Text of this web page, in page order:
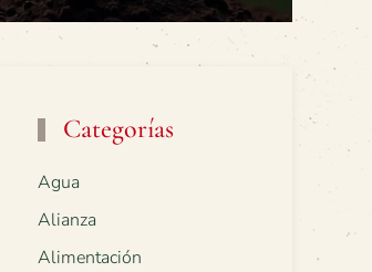
Categorías
Agua
Alianza
Alimentación